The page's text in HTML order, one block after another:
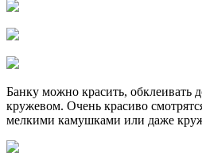
Банку можно красить, обклеивать
кружевом. Очень красиво
мелкими камушками или даже